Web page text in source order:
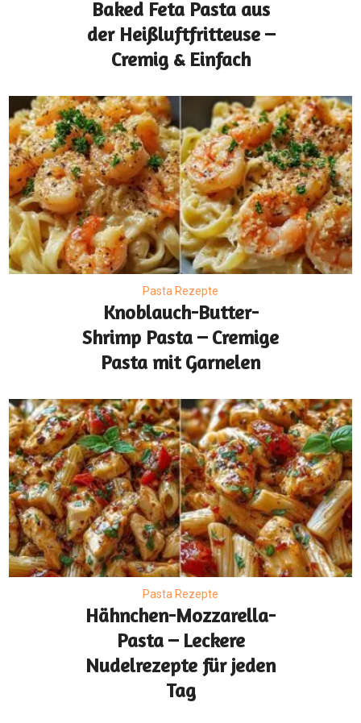
Baked Feta Pasta aus
der Heißluftfritteuse –
Cremig & Einfach
Pasta Rezepte
Knoblauch-Butter-
Shrimp Pasta – Cremige
Pasta mit Garnelen
Pasta Rezepte
Hähnchen-Mozzarella-
Pasta – Leckere
Nudelrezepte für jeden
Tag